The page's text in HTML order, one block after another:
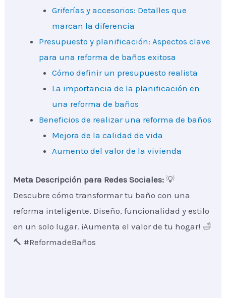
Griferías y accesorios: Detalles que
marcan la diferencia
Presupuesto y planificación: Aspectos clave
para una reforma de baños exitosa
Cómo definir un presupuesto realista
La importancia de la planificación en
una reforma de baños
Beneficios de realizar una reforma de baños
Mejora de la calidad de vida
Aumento del valor de la vivienda
Meta Descripción para Redes Sociales: 💡
Descubre cómo transformar tu baño con una
reforma inteligente. Diseño, funcionalidad y estilo
en un solo lugar. ¡Aumenta el valor de tu hogar! 🛁
🔨 #ReformadeBaños